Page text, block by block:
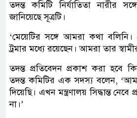
তদন্ত কমিটি নির্যাতিতা নারীর
জানিয়েছে সূত্রটি।
‘মেয়েটির সঙ্গে আমরা কথা
ট্রমার মধ্যে রয়েছেন। আমরা তার
তদন্ত প্রতিবেদন প্রকাশ করা হবে
তদন্ত কমিটির এক সদস্য বলেন,
দিয়েছি। এখন মন্ত্রণালয় সিদ্ধান্ত
না।’